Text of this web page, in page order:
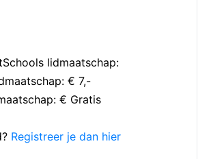
lidmaatschap:
€ 7,-
€ Gratis
Registreer je dan hier